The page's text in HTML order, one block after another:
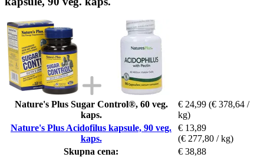
Nature's Plus Sugar Control®, 60 veg.
kaps.
€ 24,99 (€ 378,64 /
kg)
Nature's Plus Acidofilus kapsule, 90 veg.
kaps.
€ 13,89
(€ 277,80 / kg)
Skupna cena:
€ 38,88